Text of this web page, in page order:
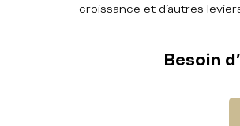
croissance et d’autres
Besoin